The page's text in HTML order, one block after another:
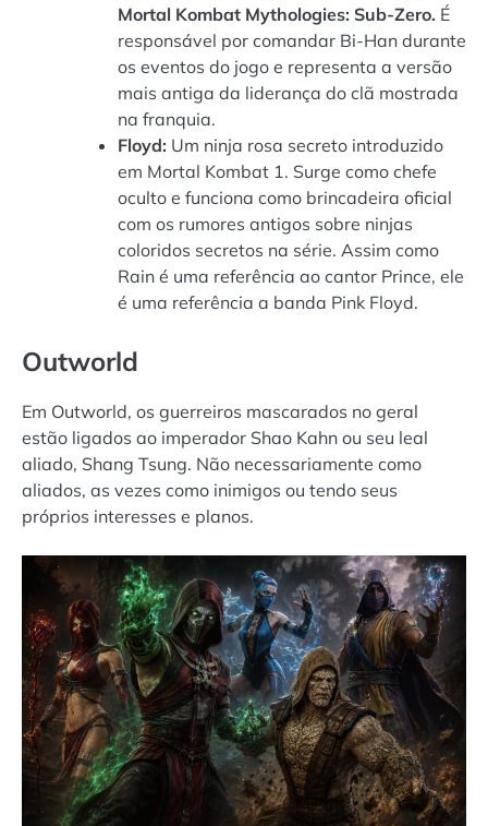
Mortal Kombat Mythologies: Sub-Zero. É
responsável por comandar Bi-Han durante
os eventos do jogo e representa a versão
mais antiga da liderança do clã mostrada
na franquia.
Floyd: Um ninja rosa secreto introduzido
em Mortal Kombat 1. Surge como chefe
oculto e funciona como brincadeira oficial
com os rumores antigos sobre ninjas
coloridos secretos na série. Assim como
Rain é uma referência ao cantor Prince, ele
é uma referência a banda Pink Floyd.
Outworld
Em Outworld, os guerreiros mascarados no geral
estão ligados ao imperador Shao Kahn ou seu leal
aliado, Shang Tsung. Não necessariamente como
aliados, as vezes como inimigos ou tendo seus
próprios interesses e planos.